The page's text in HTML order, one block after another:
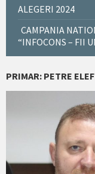
ALEGERI 2024
CAMPANIA
“INFOCONS – FII
PRIMAR: PETRE